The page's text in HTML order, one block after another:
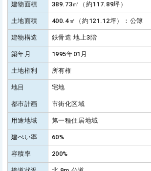
建物面積 389.73㎡（約117.89坪）
土地面積 400.4㎡（約121.12坪）：公簿
建物構造 鉄骨造 地上3階
築年月 1995年01月
土地権利 所有権
地目 宅地
都市計画 市街化区域
用途地域 第一種住居地域
建ぺい率 60%
容積率 200%